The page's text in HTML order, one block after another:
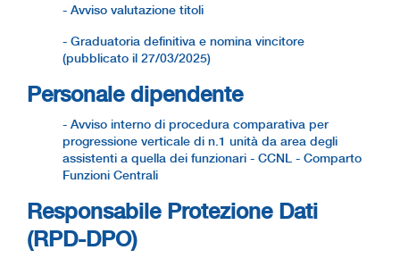
- Avviso valutazione titoli
- Graduatoria definitiva e nomina vincitore
(pubblicato il 27/03/2025)
Personale dipendente
- Avviso interno di procedura comparativa per
progressione verticale di n.1 unità da area degli
assistenti a quella dei funzionari - CCNL - Comparto
Funzioni Centrali
Responsabile Protezione Dati
(RPD-DPO)